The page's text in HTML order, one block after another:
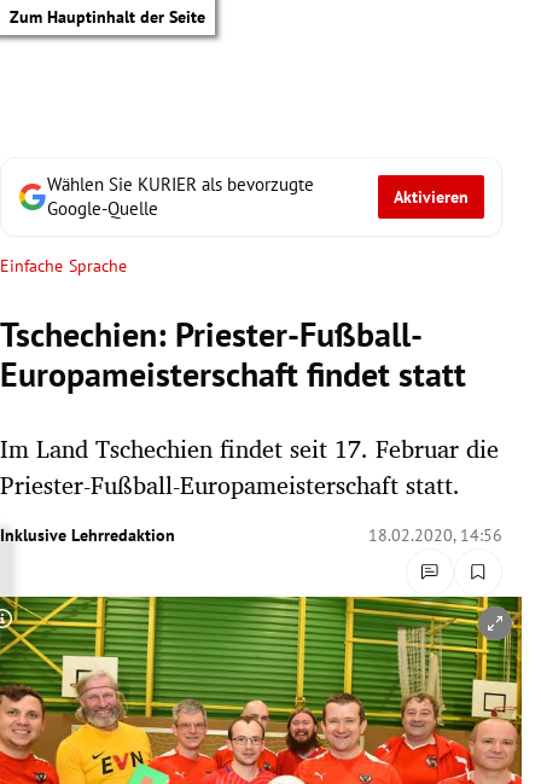
Zum Hauptinhalt der Seite
Untermenü
Untermenü
Untermenü
Wählen Sie KURIER als bevorzugte
Google-Quelle
Aktivieren
Einfache Sprache
Tschechien: Priester-Fußball-
Europameisterschaft findet statt
Im Land Tschechien findet seit 17. Februar die
Priester-Fußball-Europameisterschaft statt.
Inklusive Lehrredaktion 18.02.2020, 14:56
Copyright-Hinweis öffnen/schließen